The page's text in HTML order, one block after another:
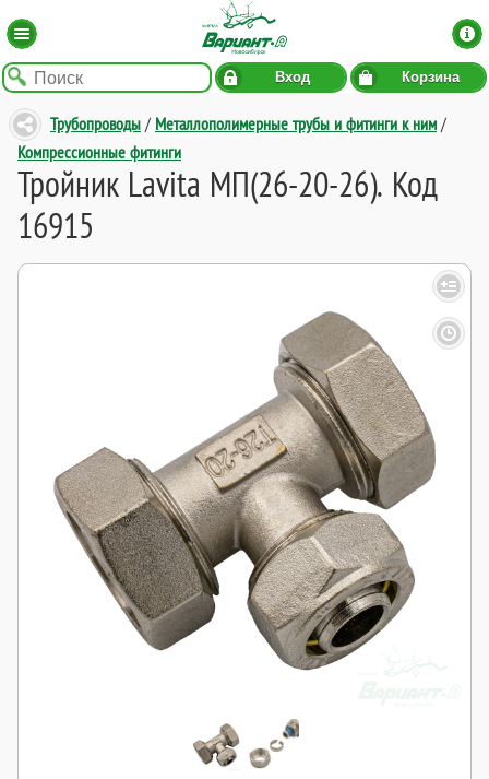
Вход Корзина
Трубопроводы / Металлополимерные трубы и фитинги к ним /
Компрессионные фитинги
Тройник Lavita МП(26-20-26). Код
16915